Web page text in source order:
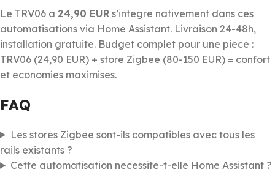
Le TRV06 a 24,90 EUR s’integre nativement dans ces
automatisations via Home Assistant. Livraison 24-48h,
installation gratuite. Budget complet pour une piece :
TRV06 (24,90 EUR) + store Zigbee (80-150 EUR) = confort
et economies maximises.
FAQ
Les stores Zigbee sont-ils compatibles avec tous les
rails existants ?
Cette automatisation necessite-t-elle Home Assistant ?